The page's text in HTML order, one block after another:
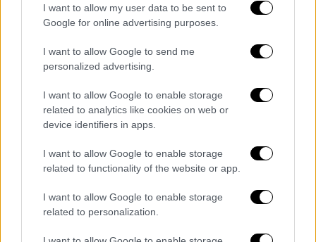
I want to allow my user data to be sent to
Google for online advertising purposes.
I want to allow Google to send me
personalized advertising.
I want to allow Google to enable storage
related to analytics like cookies on web or
device identifiers in apps.
I want to allow Google to enable storage
related to functionality of the website or app.
I want to allow Google to enable storage
related to personalization.
Η σκηνήεκτυλισσόταν στα γραφεία του
οίκου Dior , με τη Σίντνεϊ Σουίνι ν
υποδύεται τον εαυτό τηςκαι να ζητά τη
βοήθεια της Έμιλι Τσάρλτον, χαρακτήρα που
Παρά το γεγονός ότι το συγκεκριμένο
απόσπασμα δεν εντάχθηκε τελικά στην
ταινία,οι συντελεστές φέρονται να
εξέφρασαν την ευγνωμοσύνη τους για τη
συμμετοχή της Σουίνι, επισημαίνοντας πως η
απόφαση για την αφαίρεση της σκηνής δεν
ήταν εύκολη